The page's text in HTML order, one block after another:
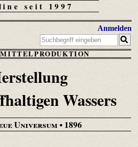
seit 1997
Anmelden
Wassers
Universum• 1896